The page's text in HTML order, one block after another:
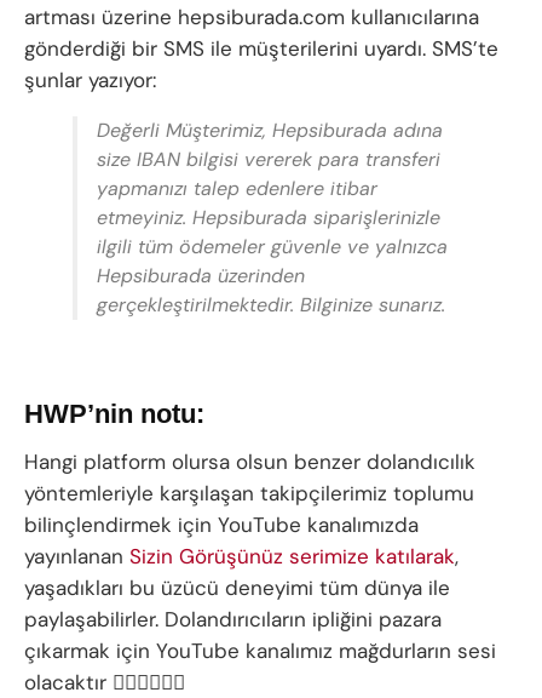
artması üzerine hepsiburada.com kullanıcılarına
gönderdiği bir SMS ile müşterilerini uyardı. SMS’te
şunlar yazıyor:
Değerli Müşterimiz, Hepsiburada adına
size IBAN bilgisi vererek para transferi
yapmanızı talep edenlere itibar
etmeyiniz. Hepsiburada siparişlerinizle
ilgili tüm ödemeler güvenle ve yalnızca
Hepsiburada üzerinden
gerçekleştirilmektedir. Bilginize sunarız.
HWP’nin notu:
Hangi platform olursa olsun benzer dolandıcılık
yöntemleriyle karşılaşan takipçilerimiz toplumu
bilinçlendirmek için YouTube kanalımızda
yayınlanan Sizin Görüşünüz serimize katılarak,
yaşadıkları bu üzücü deneyimi tüm dünya ile
paylaşabilirler. Dolandırıcıların ipliğini pazara
çıkarmak için YouTube kanalımız mağdurların sesi
olacaktır 👍🏻👍🏻👍🏻